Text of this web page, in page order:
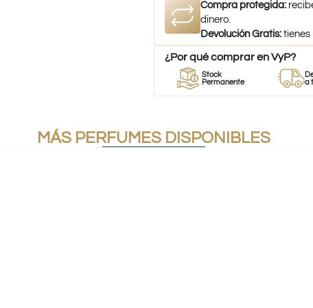
Compra protegida:
dinero.
Devolución Gratis: tienes
¿Por qué comprar en VyP?
Stock
Permanente
Despacho
a todo Chile
MÁS PERFUMES DISPONIBLES